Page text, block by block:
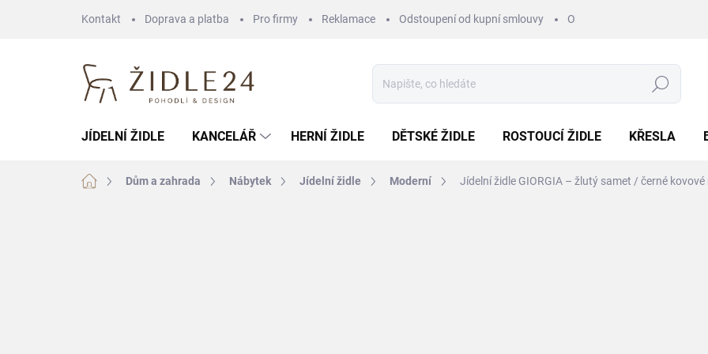
Kontakt Doprava a platba Pro firmy Reklamace Odstoupení od kupní smlouvy Obchodní podmínky
Hledat
JÍDELNÍ ŽIDLE KANCELÁŘ HERNÍ ŽIDLE DĚTSKÉ ŽIDLE ROSTOUCÍ ŽIDLE KŘESLA
Domů Dům a zahrada Nábytek Jídelní židle Moderní Jídelní židle GIORGIA – žlutý samet / černé kovové